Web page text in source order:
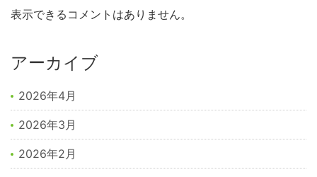
表示できるコメントはありません。
アーカイブ
2026年4月
2026年3月
2026年2月